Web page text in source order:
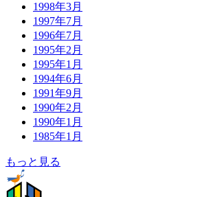
1998年3月
1997年7月
1996年7月
1995年2月
1995年1月
1994年6月
1991年9月
1990年2月
1990年1月
1985年1月
もっと見る